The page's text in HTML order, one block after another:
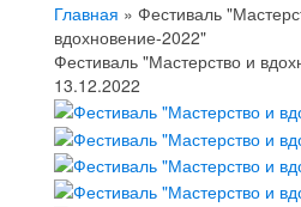
Главная » Фестиваль
вдохновение-2022"
Фестиваль "Мастерство и
13.12.2022